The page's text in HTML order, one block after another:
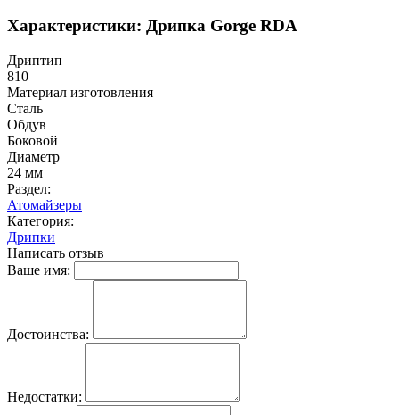
Характеристики: Дрипка Gorge RDA
Дриптип
810
Материал изготовления
Сталь
Обдув
Боковой
Диаметр
24 мм
Раздел:
Атомайзеры
Категория:
Дрипки
Написать отзыв
Ваше имя:
Достоинства:
Недостатки: